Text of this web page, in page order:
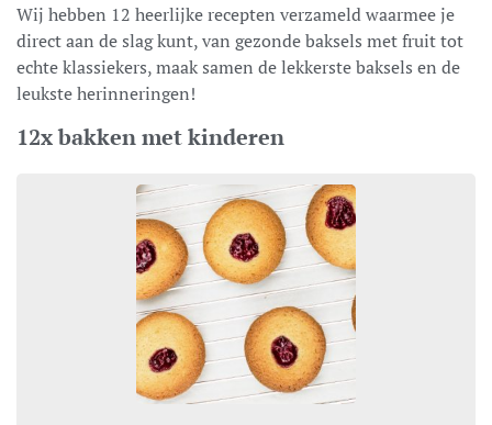
Wij hebben 12 heerlijke recepten verzameld waarmee je
direct aan de slag kunt, van gezonde baksels met fruit tot
echte klassiekers, maak samen de lekkerste baksels en de
leukste herinneringen!
12x bakken met kinderen